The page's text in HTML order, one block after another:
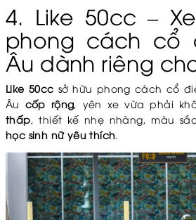
4. Like 50cc –
phong cách cổ
Âu dành riêng
Like 50cc sở hữu phong cách cổ
Âu cốp rộng, yên xe vừa phải
thấp, thiết kế nhẹ nhàng, màu
học sinh nữ yêu thích.